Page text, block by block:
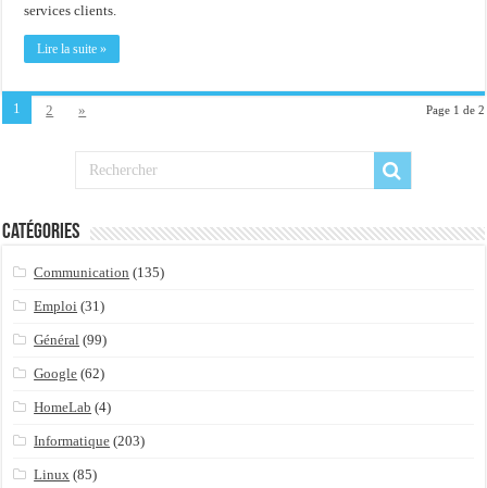
services clients.
Lire la suite »
Page 1 de 2
1 2 »
Catégories
Communication (135)
Emploi (31)
Général (99)
Google (62)
HomeLab (4)
Informatique (203)
Linux (85)